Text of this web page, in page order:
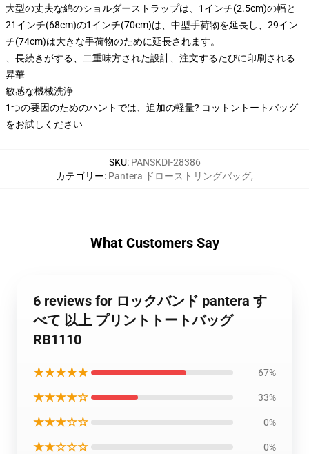
大型の丈夫な綿のショルダーストラップは、1インチ(2.5cm)の幅と
21インチ(68cm)の1インチ(70cm)は、中型手荷物を延長し、29イン
チ(74cm)は大きな手荷物のために延長されます。
、長続きがする、二重味方された設計、注文するたびに印刷される
昇華
敏感な機械洗浄
1つの要因のためのハントでは、追加の軽量? コットントートバッグ
をお試しください
SKU: PANSKDI-28386
カテゴリー: Pantera ドローストリングバッグ,
What Customers Say
6 reviews for ロックバンド pantera す
べて 以上 プリントトートバッグ
RB1110
★★★★★ 67%
★★★★☆ 33%
★★★☆☆ 0%
★★☆☆☆ 0%